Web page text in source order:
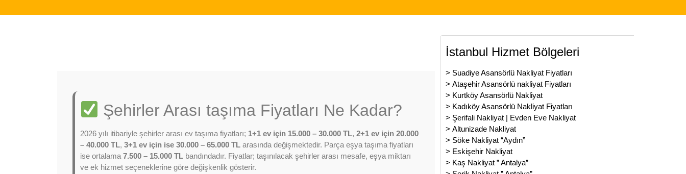
Şehirler Arası taşıma Fiyatları Ne Kadar?
2026 yılı itibariyle şehirler arası ev taşıma fiyatları; 1+1 ev için 15.000 – 30.000 TL, 2+1 ev için 20.000
– 40.000 TL, 3+1 ev için ise 30.000 – 65.000 TL arasında değişmektedir. Parça eşya taşıma fiyatları
ise ortalama 7.500 – 15.000 TL bandındadır. Fiyatlar; taşınılacak şehirler arası mesafe, eşya miktarı
ve ek hizmet seçeneklerine göre değişkenlik gösterir.
İstanbul Hizmet Bölgeleri
> Suadiye Asansörlü Nakliyat Fiyatları
> Ataşehir Asansörlü nakliyat Fiyatları
> Kurtköy Asansörlü Nakliyat
> Kadıköy Asansörlü Nakliyat Fiyatları
> Şerifali Nakliyat | Evden Eve Nakliyat
> Altunizade Nakliyat
> Söke Nakliyat “Aydın”
> Eskişehir Nakliyat
> Kaş Nakliyat ” Antalya”